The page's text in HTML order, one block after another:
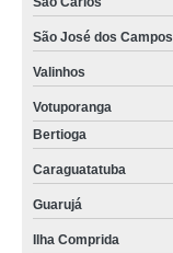
São José dos Campos
Valinhos
Votuporanga
Bertioga
Caraguatatuba
Guarujá
Ilha Comprida